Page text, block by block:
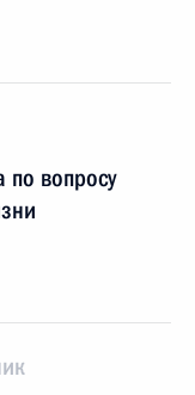
по вопросу